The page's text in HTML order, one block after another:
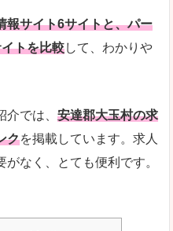
報サイト6サイトと、パー
トを比較して、わかりや
では、 安達郡大玉村の求
クを掲載しています。求人
なく、とても便利です。